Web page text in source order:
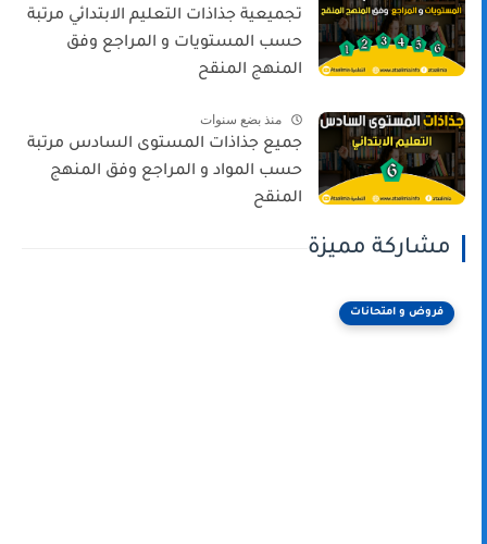
تجميعية جذاذات التعليم الابتدائي مرتبة
حسب المستويات و المراجع وفق
المنهج المنقح
منذ بضع سنوات
جميع جذاذات المستوى السادس مرتبة
حسب المواد و المراجع وفق المنهج
المنقح
مشاركة مميزة
فروض و امتحانات